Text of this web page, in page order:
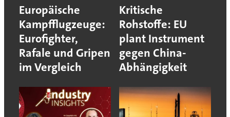
Europäische
Kampfflugzeuge:
Eurofighter,
Rafale und Gripen
im Vergleich
Kritische
Rohstoffe: EU
plant Instrument
gegen China-
Abhängigkeit